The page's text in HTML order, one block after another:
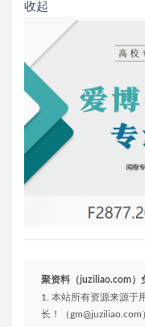
收起
聚资料（juziliao.com）
1. 本站所有资源来源于
长！（gm@juziliao.com